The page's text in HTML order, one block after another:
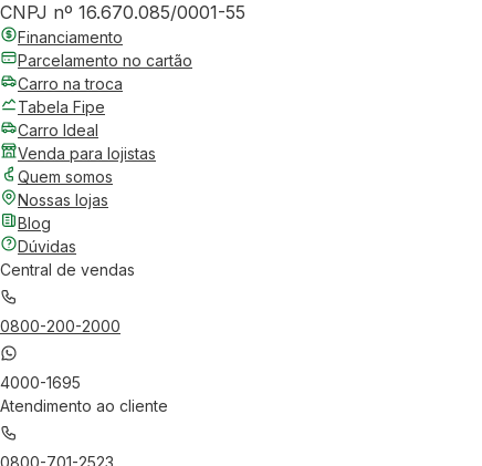
CNPJ nº 16.670.085/0001-55
Financiamento
Parcelamento no cartão
Carro na troca
Tabela Fipe
Carro Ideal
Venda para lojistas
Quem somos
Nossas lojas
Blog
Dúvidas
Central de vendas
0800-200-2000
4000-1695
Atendimento ao cliente
0800-701-2523